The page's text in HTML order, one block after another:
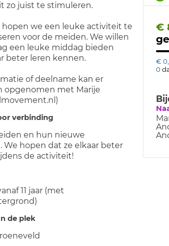
€
€
0
zo juist te stimuleren.
we een leuke activiteit te
voor de meiden. We willen
een leuke middag bieden
beter leren kennen.
of deelname kan er
opgenomen met Marije
verbinding
en hun nieuwe
hopen dat ze elkaar beter
de activiteit!
11 jaar (met
de plek